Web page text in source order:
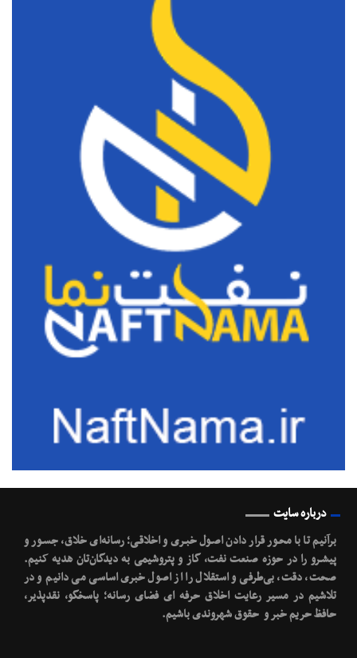
درباره سایت
برآنیم تا با محـور قرار دادن اصـول خبـری و اخلاقـی؛ رسانه‌ای خلاق، جسـور و
پیشـرو را در حوزه صنعت نفت، گاز و پتروشیمی به دیدگان‌تان هدیه کنیم.
صحت، دقت، بی‌طرفی و استقلال را از اصول خبری اساسی می دانیم و در
تلاشیم در مسیر رعایت اخلاق حرفه ای فضای رسانه؛ پاسخگو، نقدپذیر،
حافظ حریم خبر و حقوق شهروندی باشیم.